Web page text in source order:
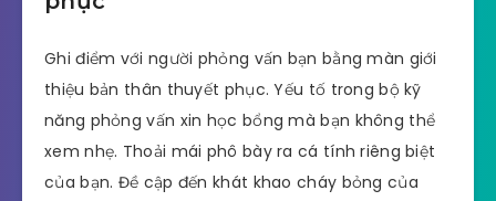
Ghi điểm với người phỏng vấn bạn bằng màn giới
thiệu bản thân thuyết phục. Yếu tố trong bộ kỹ
năng phỏng vấn xin học bổng mà bạn không thể
xem nhẹ. Thoải mái phô bày ra cá tính riêng biệt
của bạn. Đề cập đến khát khao cháy bỏng của